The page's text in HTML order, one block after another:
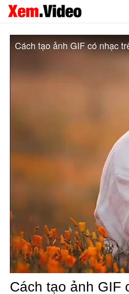
Cách tạo ảnh GIF có nhạc
Cách tạo ảnh GIF